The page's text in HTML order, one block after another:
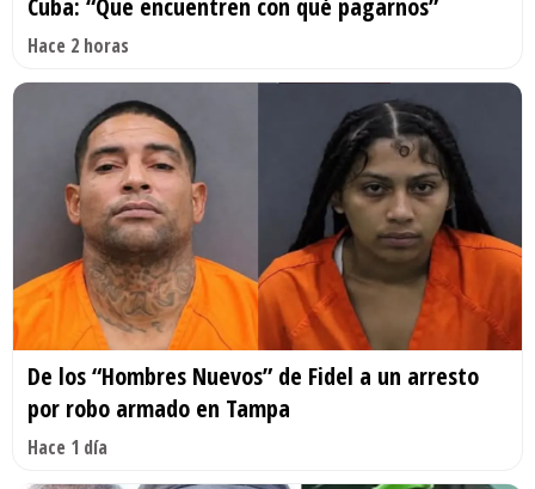
Cuba: “Que encuentren con qué pagarnos”
Hace 2 horas
De los “Hombres Nuevos” de Fidel a un arresto
por robo armado en Tampa
Hace 1 día